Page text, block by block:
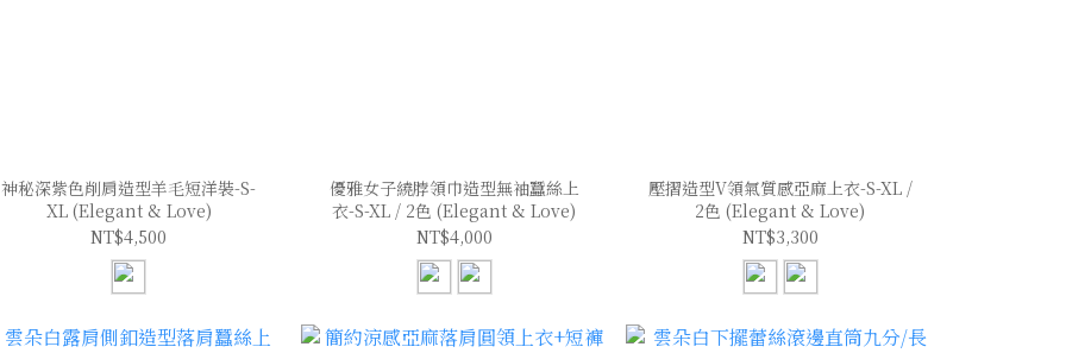
神秘深紫色削肩造型羊毛短洋裝-S-
XL (Elegant & Love)
NT$4,500
優雅女子繞脖領巾造型無袖蠶絲上
衣-S-XL / 2色 (Elegant & Love)
NT$4,000
壓摺造型V領氣質感亞麻上衣-S-XL /
2色 (Elegant & Love)
NT$3,300